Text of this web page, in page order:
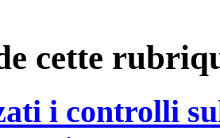
cette
i controlli